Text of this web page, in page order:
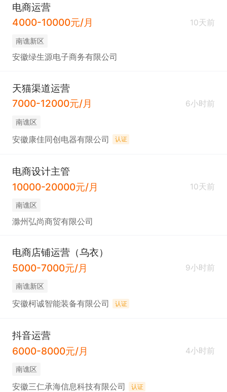
电商运营
4000-10000元/月
10天前
南谯新区
安徽绿生源电子商务有限公司
天猫渠道运营
7000-12000元/月
6小时前
南谯区
安徽康佳同创电器有限公司 认证
电商设计主管
10000-20000元/月
10天前
南谯区
滁州弘尚商贸有限公司
电商店铺运营（乌衣）
5000-7000元/月
9小时前
南谯新区
安徽柯诚智能装备有限公司 认证
抖音运营
6000-8000元/月
4小时前
南谯区
安徽三仁承海信息科技有限公司 认证